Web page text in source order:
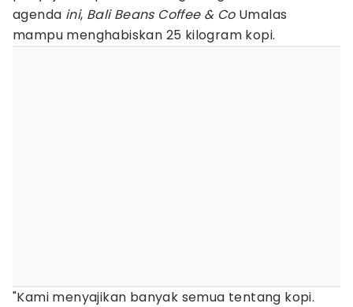
agenda ini, Bali Beans Coffee & CoUmalas
mampu menghabiskan 25 kilogram kopi.
"Kami menyajikan banyak semua tentang kopi.